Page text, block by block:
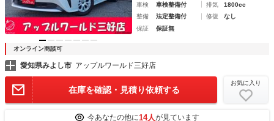
車検
車検整備付 排気
1800cc
整備
法定整備付 修復
なし
保証
保証無
オンライン商談可
愛知県みよし市 アップルワールド三好店
在庫を確認・見積り依頼する
お気に入り
今あなたの他に14人が見ています